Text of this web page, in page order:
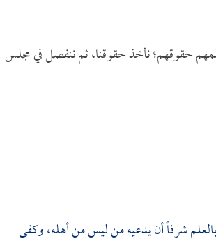
حقوقهم؛ نأخذ حقوقنا، ثم ننفصل في مجلس
شرفاً أن يدعيه من ليس من أهله، وكفى